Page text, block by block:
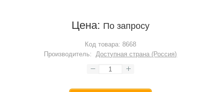
Цена: По запросу
Код товара: 8668
Производитель:
Доступная страна (Россия)